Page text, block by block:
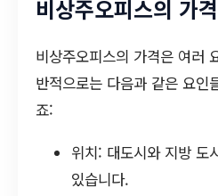
비상주오피스의 가
비상주오피스의 가격은 여러
반적으로는 다음과 같은 요인
죠:
위치: 대도시와 지방 도
있습니다.